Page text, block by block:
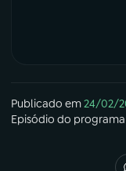
Publicado em24/02/
Episódio do programa